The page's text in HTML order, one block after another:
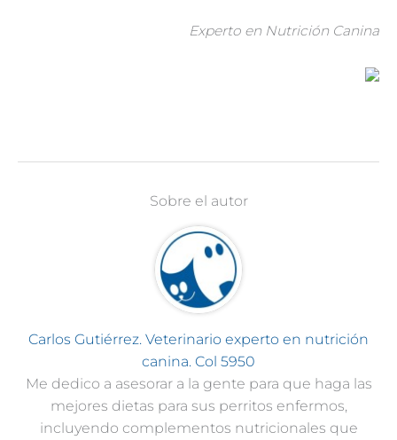
Experto en Nutrición Canina
Sobre el autor
Carlos Gutiérrez. Veterinario experto en nutrición
canina. Col 5950
Me dedico a asesorar a la gente para que haga las
mejores dietas para sus perritos enfermos,
incluyendo complementos nutricionales que